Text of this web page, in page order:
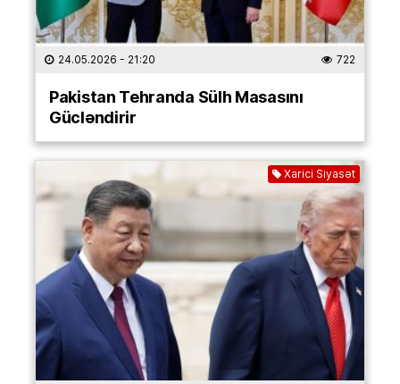
24.05.2026 - 21:20 722
Pakistan Tehranda Sülh Masasını
Gücləndirir
Xarici Siyasət